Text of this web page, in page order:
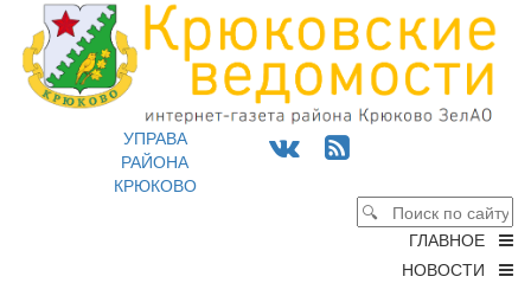
УПРАВА
РАЙОНА
КРЮКОВО
ГЛАВНОЕ
НОВОСТИ